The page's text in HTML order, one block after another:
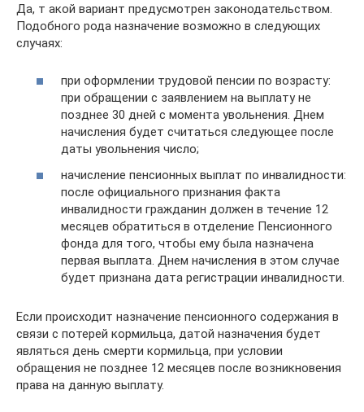
Да, т акой вариант предусмотрен законодательством.
Подобного рода назначение возможно в следующих
случаях:
при оформлении трудовой пенсии по возрасту:
при обращении с заявлением на выплату не
позднее 30 дней с момента увольнения. Днем
начисления будет считаться следующее после
даты увольнения число;
начисление пенсионных выплат по инвалидности:
после официального признания факта
инвалидности гражданин должен в течение 12
месяцев обратиться в отделение Пенсионного
фонда для того, чтобы ему была назначена
первая выплата. Днем начисления в этом случае
будет признана дата регистрации инвалидности.
Если происходит назначение пенсионного содержания в
связи с потерей кормильца, датой назначения будет
являться день смерти кормильца, при условии
обращения не позднее 12 месяцев после возникновения
права на данную выплату.